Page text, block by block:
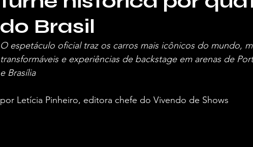
do Brasil
O espetáculo oficial traz os carros mais icônicos do mundo,
transformáveis e experiências de backstage em arenas de
e Brasília
por Letícia Pinheiro, editora chefe do Vivendo de Shows